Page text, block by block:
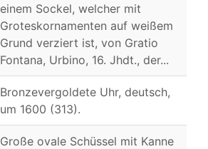
einem Sockel, welcher mit
Groteskornamenten auf weißem
Grund verziert ist, von Gratio
Fontana, Urbino, 16. Jhdt., der...
Bronzevergoldete Uhr, deutsch,
um 1600 (313).
Große ovale Schüssel mit Kanne